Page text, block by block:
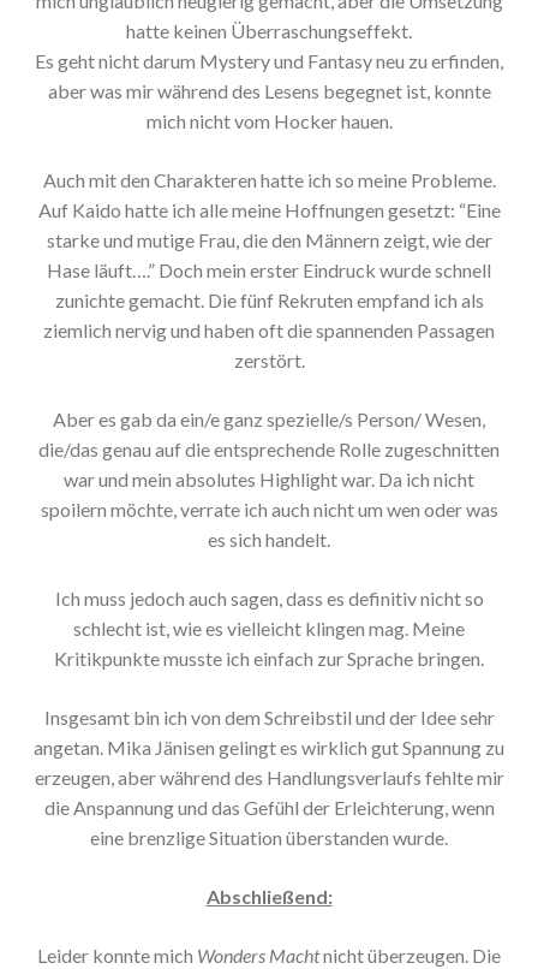
hatte keinen Überraschungseffekt.
Es geht nicht darum Mystery und Fantasy neu zu erfinden,
aber was mir während des Lesens begegnet ist, konnte
mich nicht vom Hocker hauen.
Auch mit den Charakteren hatte ich so meine Probleme.
Auf Kaido hatte ich alle meine Hoffnungen gesetzt: “Eine
starke und mutige Frau, die den Männern zeigt, wie der
Hase läuft….” Doch mein erster Eindruck wurde schnell
zunichte gemacht. Die fünf Rekruten empfand ich als
ziemlich nervig und haben oft die spannenden Passagen
zerstört.
Aber es gab da ein/e ganz spezielle/s Person/ Wesen,
die/das genau auf die entsprechende Rolle zugeschnitten
war und mein absolutes Highlight war. Da ich nicht
spoilern möchte, verrate ich auch nicht um wen oder was
es sich handelt.
Ich muss jedoch auch sagen, dass es definitiv nicht so
schlecht ist, wie es vielleicht klingen mag. Meine
Kritikpunkte musste ich einfach zur Sprache bringen.
Insgesamt bin ich von dem Schreibstil und der Idee sehr
angetan. Mika Jänisen gelingt es wirklich gut Spannung zu
erzeugen, aber während des Handlungsverlaufs fehlte mir
die Anspannung und das Gefühl der Erleichterung, wenn
eine brenzlige Situation überstanden wurde.
Abschließend:
Leider konnte mich Wonders Machtnicht überzeugen. Die